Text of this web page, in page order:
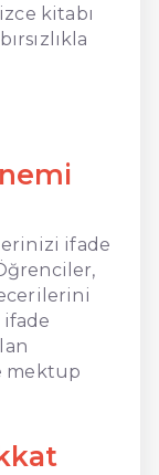
kitabı
ifade
mektup